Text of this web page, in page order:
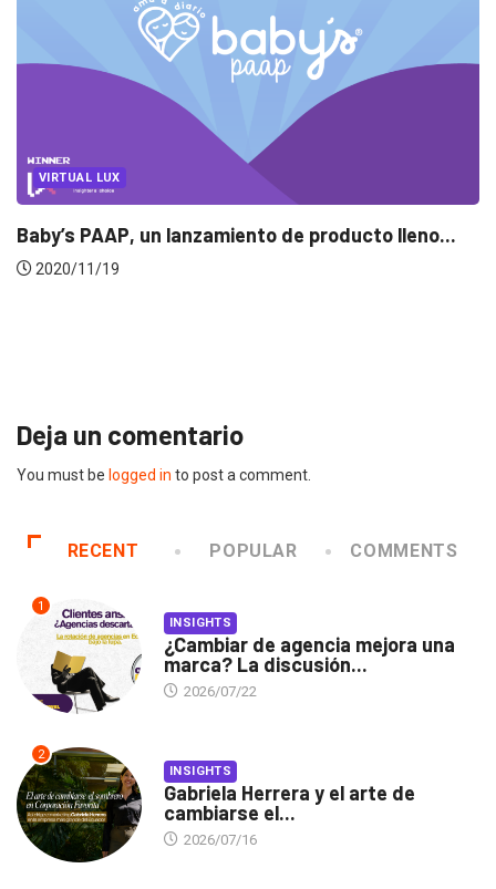
PUBLICIDAD UNCATEGORIZED
Deja un comentario
You must be logged in to post a comment.
RECENT POPULAR COMMENTS
1
INSIGHTS
¿Cambiar de agencia mejora una
marca? La discusión...
2026/07/22
2
INSIGHTS
Gabriela Herrera y el arte de
cambiarse el...
2026/07/16